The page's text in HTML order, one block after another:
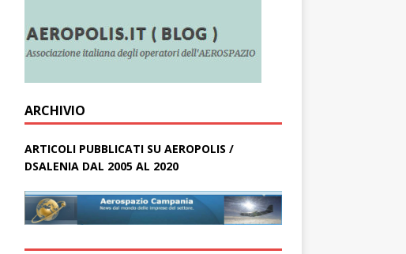
ARCHIVIO
ARTICOLI PUBBLICATI SU AEROPOLIS /
DSALENIA DAL 2005 AL 2020